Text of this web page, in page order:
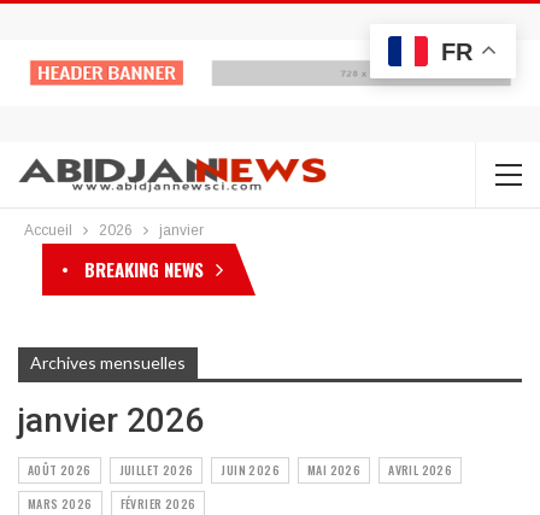
Accueil 2026 janvier
BREAKING NEWS
Archives mensuelles
janvier 2026
AOÛT 2026 JUILLET 2026 JUIN 2026 MAI 2026
AVRIL 2026
MARS 2026
FÉVRIER 2026
FR